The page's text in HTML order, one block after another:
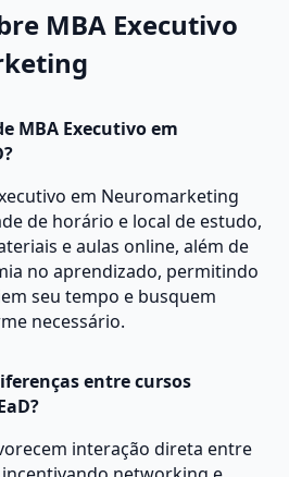
MBA Executivo
MBA Executivo em
em Neuromarketing
de horário e local de estudo,
e aulas online, além de
no aprendizado, permitindo
seu tempo e busquem
necessário.
entre cursos
interação direta entre